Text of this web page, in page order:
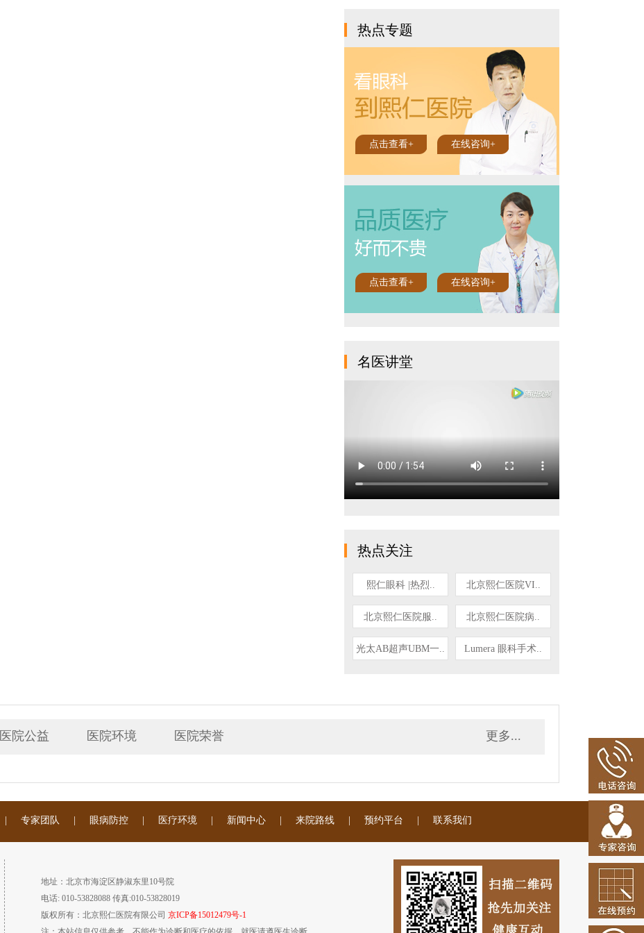
热点专题
点击查看+ 在线咨询+
点击查看+ 在线咨询+
名医讲堂
热点关注
熙仁眼科 |热烈.. 北京熙仁医院VI..
北京熙仁医院服.. 北京熙仁医院病..
光太AB超声UBM一.. Lumera 眼科手术..
医院公益 医院环境 医院荣誉 更多...
| 专家团队 | 眼病防控 | 医疗环境 | 新闻中心 | 来院路线 | 预约平台 | 联系我们
地址：北京市海淀区静淑东里10号院
电话: 010-53828088 传真:010-53828019
版权所有：北京熙仁医院有限公司 京ICP备15012479号-1